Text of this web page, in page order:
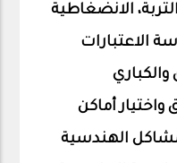
الانضغاطية
الاعتبارات
واختيار أماكن
الهندسية